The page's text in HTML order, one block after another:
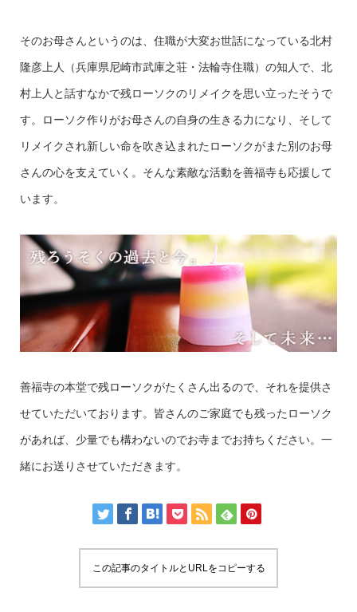
そのお母さんというのは、住職が大変お世話になっている北村
隆彦上人（兵庫県尼崎市武庫之荘・法輪寺住職）の知人で、北
村上人と話すなかで残ローソクのリメイクを思い立ったそうで
す。ローソク作りがお母さんの自身の生きる力になり、そして
リメイクされ新しい命を吹き込まれたローソクがまた別のお母
さんの心を支えていく。そんな素敵な活動を善福寺も応援して
います。
善福寺の本堂で残ローソクがたくさん出るので、それを提供さ
せていただいております。皆さんのご家庭でも残ったローソク
があれば、少量でも構わないのでお寺までお持ちください。一
緒にお送りさせていただきます。
この記事のタイトルとURLをコピーする